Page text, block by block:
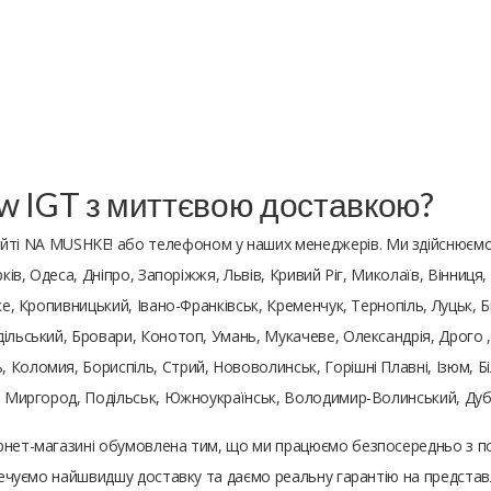
IGT з миттєвою доставкою?
NA MUSHKE! або телефоном у наших менеджерів. Ми
Одеса, Дніпро, Запоріжжя, Львів, Кривий Ріг, Миколаїв,
Кропивницький, Івано-Франківськ, Кременчук, Тернопіль,
Бровари, Конотоп, Умань, Мукачеве, Олександрія, Дрого
Бориспіль, Стрий, Нововолинськ, Горішні Плавні, Ізюм,
Подільськ, Южноукраїнськ, Володимир-Волинський,
магазині обумовлена ​​тим, що ми працюємо безпосередньо з
найшвидшу доставку та даємо реальну гарантію на